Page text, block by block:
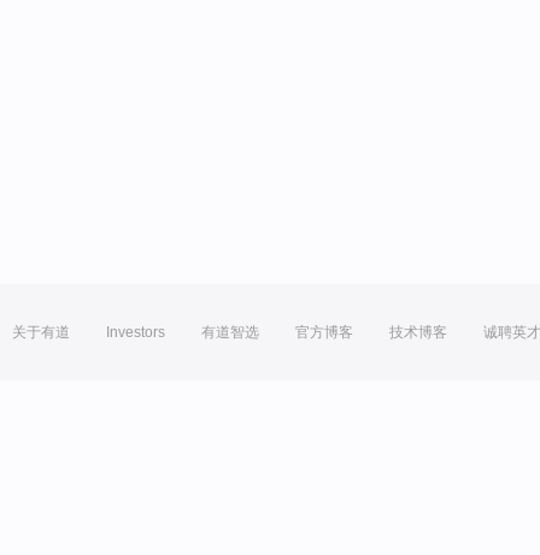
关于有道 Investors 有道智选 官方博客 技术博客 诚聘英才